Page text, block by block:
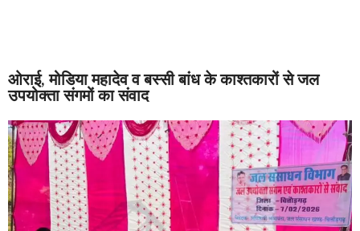
ओराई, मोडिया महादेव व बस्सी बांध के काश्तकारों से जल
उपयोक्ता संगमों का संवाद